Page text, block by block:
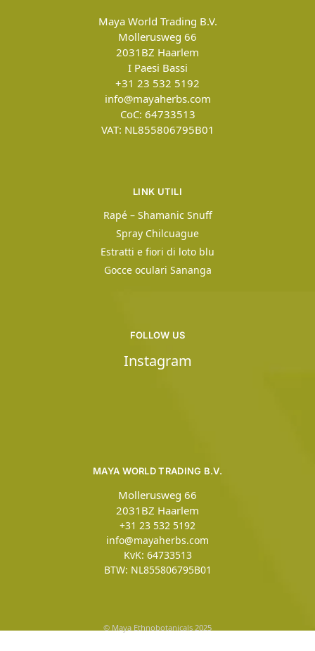
Maya World Trading B.V.
Mollerusweg 66
2031BZ Haarlem
I Paesi Bassi
+31 23 532 5192
info@mayaherbs.com
CoC: 64733513
VAT: NL855806795B01
LINK UTILI
Rapé – Shamanic Snuff
Spray Chilcuague
Estratti e fiori di loto blu
Gocce oculari Sananga
MAYA WORLD TRADING B.V.
Mollerusweg 66
2031BZ Haarlem
+31 23 532 5192
info@mayaherbs.com
KvK: 64733513
BTW: NL855806795B01
FOLLOW US
Instagram
© Maya Ethnobotanicals 2025